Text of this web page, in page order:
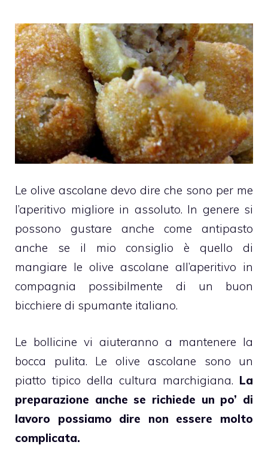
Le olive ascolane devo dire che sono per me
l’aperitivo migliore in assoluto. In genere si
possono gustare anche come antipasto
anche se il mio consiglio è quello di
mangiare le olive ascolane all’aperitivo in
compagnia possibilmente di un buon
bicchiere di spumante italiano.
Le bollicine vi aiuteranno a mantenere la
bocca pulita. Le olive ascolane sono un
piatto tipico della cultura marchigiana. La
preparazione anche se richiede un po’ di
lavoro possiamo dire non essere molto
complicata.